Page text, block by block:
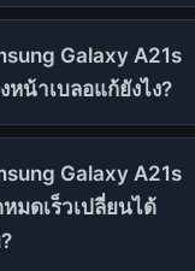
Galaxy A21s
หน้าเบลอแก้ยังไง?
Galaxy A21s
มดเร็วเปลี่ยนได้